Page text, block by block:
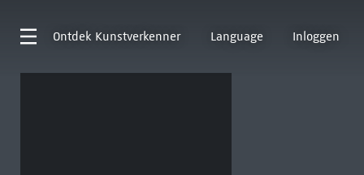
Ontdek Kunstverkenner Language Inloggen